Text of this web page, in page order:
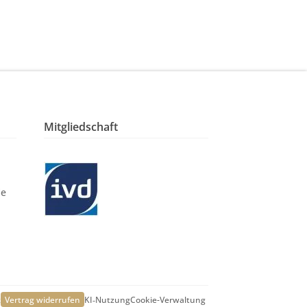
Mitgliedschaft
Vertrag widerrufen KI‑NutzungCookie-Verwaltung